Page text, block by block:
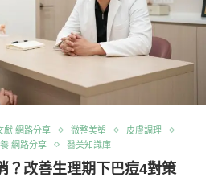
獻 網路分享 微整美塑
皮膚調理
網路分享
醫美知識庫
？改善生理期下巴痘4對策